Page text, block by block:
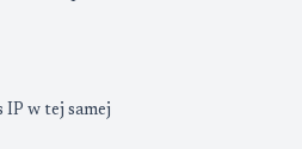
w tej samej